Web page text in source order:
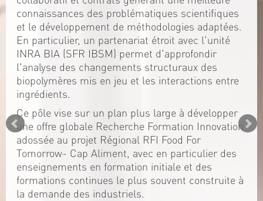
connaissances des problématiques scientifiques
et le développement de méthodologies adaptées.
En particulier, un partenariat étroit avec l'unité
INRA BIA (SFR IBSM) permet d'approfondir
l'analyse des changements structuraux des
biopolymères mis en jeu et les interactions entre
ingrédients.
Ce pôle vise sur un plan plus large à développer
une offre globale Recherche Formation Innovation
adossée au projet Régional RFI Food For
Tomorrow- Cap Aliment, avec en particulier des
enseignements en formation initiale et des
formations continues le plus souvent construite à
la demande des industriels.